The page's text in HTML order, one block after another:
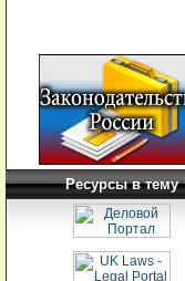
Ресурсы в тему